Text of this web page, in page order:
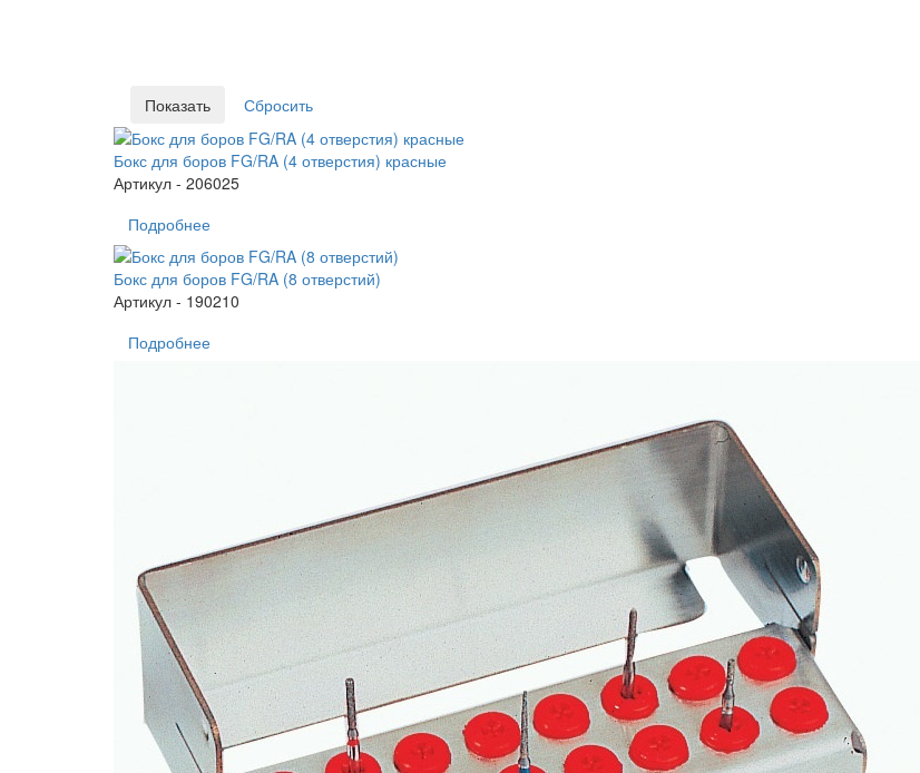
Бокс для боров FG/RA (4 отверстия) красные
Артикул - 206025
Подробнее
Бокс для боров FG/RA (8 отверстий)
Артикул - 190210
Подробнее